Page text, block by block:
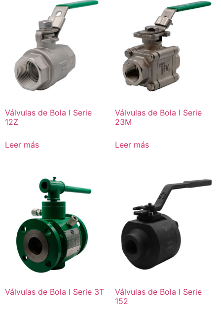
Válvulas de Bola I Serie
12Z
Leer más
Válvulas de Bola I Serie
23M
Leer más
Válvulas de Bola I Serie 3T
Válvulas de Bola I Serie
152